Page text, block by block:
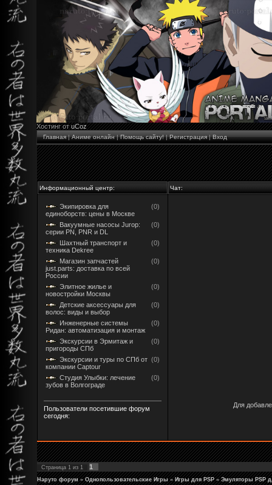
Хостинг отuCoz
Главная|Аниме онлайн|Помощь сайту!|Регистрация|Вход
Информационный центр: Чат:
Экипировка для
единоборств: цены в Москве
(0)
Вакуумные насосы Jurop:
серии PN, PNR и DL
(0)
Шахтный транспорт и
техника Dekree
(0)
Магазин запчастей
just.parts: доставка по всей
России
(0)
Элитное жилье и
новостройки Москвы
(0)
Детские аксессуары для
волос: виды и выбор
(0)
Инженерные системы
Ридан: автоматизация и монтаж
(0)
Экскурсии в Эрмитаж и
пригороды СПб
(0)
Экскурсии и туры по СПб от
компании Captour
(0)
Студия Улыбки: лечение
зубов в Волгограде
(0)
Пользователи посетившие форум
сегодня:
Для
Страница 1 из 1 1
Наруто форум » Однопользовательские Игры » Игры для PSP » Эмуляторы PSP